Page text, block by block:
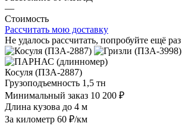
—
Стоимость
Рассчитать мою доставку
Не удалось рассчитать, попробуйте ещё раз
Косуля (ПЗА-2887)
Грузоподъемность 1,5 тн
Минимальный заказ 10 200 ₽
Длина кузова до 4 м
За километр 60 ₽/км